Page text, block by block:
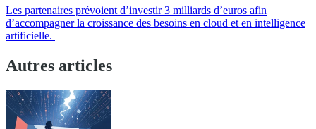
Les partenaires prévoient d’investir 3 milliards d’euros afin
d’accompagner la croissance des besoins en cloud et en intelligence
artificielle.
Autres articles